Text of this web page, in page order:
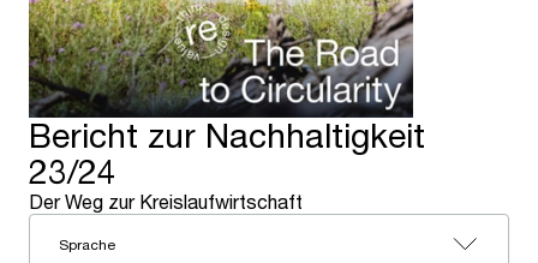
Bericht zur Nachhaltigkeit
23/24
Der Weg zur Kreislaufwirtschaft
Sprache